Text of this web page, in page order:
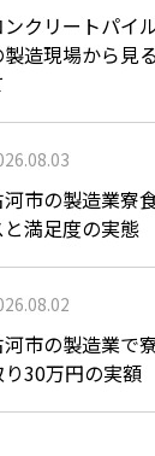
ンクリートパイ
製造現場から見
市の製造業寮
と満足度の実態
市の製造業で
30万円の実額